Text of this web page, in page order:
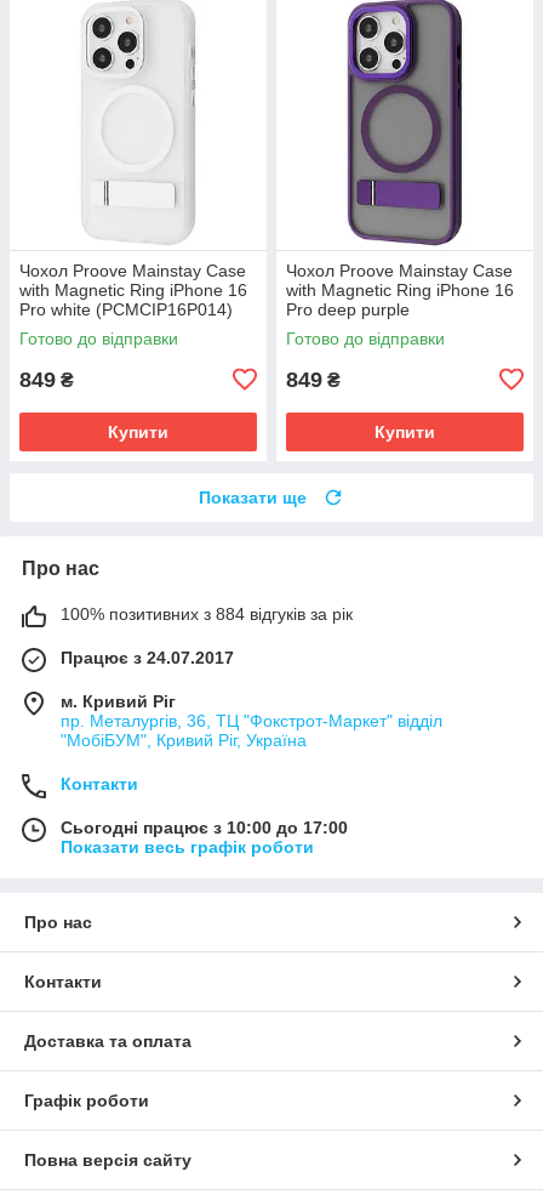
Чохол Proove Mainstay Case
with Magnetic Ring iPhone 16
Pro white (PCMCIP16P014)
Готово до відправки
849 ₴
Купити
Чохол Proove Mainstay Case
with Magnetic Ring iPhone 16
Pro deep purple
(PCMCIP16P004)
Готово до відправки
849 ₴
Купити
Показати ще
Про нас
100% позитивних з 884 відгуків за рік
Працює з 24.07.2017
м. Кривий Ріг
пр. Металургів, 36, ТЦ "Фокстрот-Маркет" відділ
"МобіБУМ", Кривий Ріг, Україна
Контакти
Сьогодні працює з 10:00 до 17:00
Показати весь графік роботи
Про нас
Контакти
Доставка та оплата
Графік роботи
Повна версія сайту